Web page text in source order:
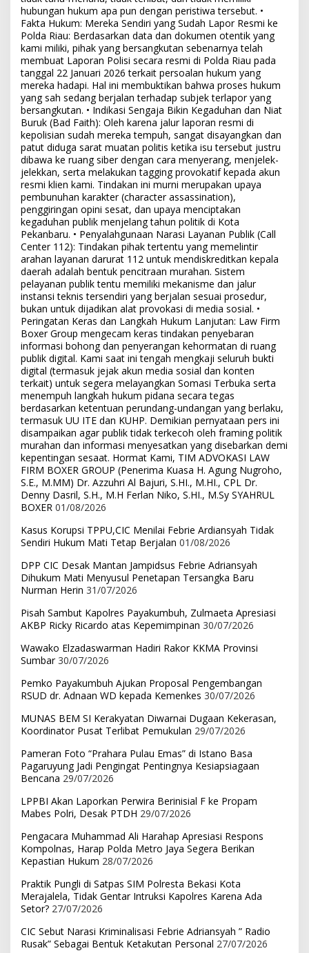
hubungan hukum apa pun dengan peristiwa tersebut. •
Fakta Hukum: Mereka Sendiri yang Sudah Lapor Resmi ke
Polda Riau: Berdasarkan data dan dokumen otentik yang
kami miliki, pihak yang bersangkutan sebenarnya telah
membuat Laporan Polisi secara resmi di Polda Riau pada
tanggal 22 Januari 2026 terkait persoalan hukum yang
mereka hadapi. Hal ini membuktikan bahwa proses hukum
yang sah sedang berjalan terhadap subjek terlapor yang
bersangkutan. • Indikasi Sengaja Bikin Kegaduhan dan Niat
Buruk (Bad Faith): Oleh karena jalur laporan resmi di
kepolisian sudah mereka tempuh, sangat disayangkan dan
patut diduga sarat muatan politis ketika isu tersebut justru
dibawa ke ruang siber dengan cara menyerang, menjelek-
jelekkan, serta melakukan tagging provokatif kepada akun
resmi klien kami. Tindakan ini murni merupakan upaya
pembunuhan karakter (character assassination),
penggiringan opini sesat, dan upaya menciptakan
kegaduhan publik menjelang tahun politik di Kota
Pekanbaru. • Penyalahgunaan Narasi Layanan Publik (Call
Center 112): Tindakan pihak tertentu yang memelintir
arahan layanan darurat 112 untuk mendiskreditkan kepala
daerah adalah bentuk pencitraan murahan. Sistem
pelayanan publik tentu memiliki mekanisme dan jalur
instansi teknis tersendiri yang berjalan sesuai prosedur,
bukan untuk dijadikan alat provokasi di media sosial. •
Peringatan Keras dan Langkah Hukum Lanjutan: Law Firm
Boxer Group mengecam keras tindakan penyebaran
informasi bohong dan penyerangan kehormatan di ruang
publik digital. Kami saat ini tengah mengkaji seluruh bukti
digital (termasuk jejak akun media sosial dan konten
terkait) untuk segera melayangkan Somasi Terbuka serta
menempuh langkah hukum pidana secara tegas
berdasarkan ketentuan perundang-undangan yang berlaku,
termasuk UU ITE dan KUHP. Demikian pernyataan pers ini
disampaikan agar publik tidak terkecoh oleh framing politik
murahan dan informasi menyesatkan yang disebarkan demi
kepentingan sesaat. Hormat Kami, TIM ADVOKASI LAW
FIRM BOXER GROUP (Penerima Kuasa H. Agung Nugroho,
S.E., M.MM) Dr. Azzuhri Al Bajuri, S.HI., M.HI., CPL Dr.
Denny Dasril, S.H., M.H Ferlan Niko, S.HI., M.Sy SYAHRUL
BOXER 01/08/2026
Kasus Korupsi TPPU,CIC Menilai Febrie Ardiansyah Tidak
Sendiri Hukum Mati Tetap Berjalan 01/08/2026
DPP CIC Desak Mantan Jampidsus Febrie Adriansyah
Dihukum Mati Menyusul Penetapan Tersangka Baru
Nurman Herin 31/07/2026
Pisah Sambut Kapolres Payakumbuh, Zulmaeta Apresiasi
AKBP Ricky Ricardo atas Kepemimpinan 30/07/2026
Wawako Elzadaswarman Hadiri Rakor KKMA Provinsi
Sumbar 30/07/2026
Pemko Payakumbuh Ajukan Proposal Pengembangan
RSUD dr. Adnaan WD kepada Kemenkes 30/07/2026
MUNAS BEM SI Kerakyatan Diwarnai Dugaan Kekerasan,
Koordinator Pusat Terlibat Pemukulan 29/07/2026
Pameran Foto “Prahara Pulau Emas” di Istano Basa
Pagaruyung Jadi Pengingat Pentingnya Kesiapsiagaan
Bencana 29/07/2026
LPPBI Akan Laporkan Perwira Berinisial F ke Propam
Mabes Polri, Desak PTDH 29/07/2026
Pengacara Muhammad Ali Harahap Apresiasi Respons
Kompolnas, Harap Polda Metro Jaya Segera Berikan
Kepastian Hukum 28/07/2026
Praktik Pungli di Satpas SIM Polresta Bekasi Kota
Merajalela, Tidak Gentar Intruksi Kapolres Karena Ada
Setor? 27/07/2026
CIC Sebut Narasi Kriminalisasi Febrie Adriansyah ” Radio
Rusak” Sebagai Bentuk Ketakutan Personal 27/07/2026